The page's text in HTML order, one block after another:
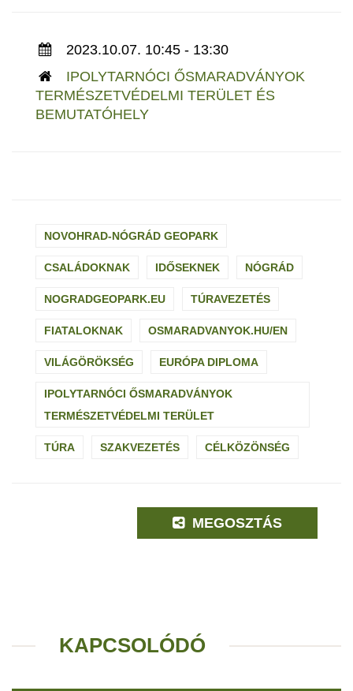
2023.10.07. 10:45 - 13:30
IPOLYTARNÓCI ŐSMARADVÁNYOK
TERMÉSZETVÉDELMI TERÜLET ÉS
BEMUTATÓHELY
NOVOHRAD-NÓGRÁD GEOPARK
CSALÁDOKNAK IDŐSEKNEK NÓGRÁD
NOGRADGEOPARK.EU TÚRAVEZETÉS
FIATALOKNAK OSMARADVANYOK.HU/EN
VILÁGÖRÖKSÉG EURÓPA DIPLOMA
IPOLYTARNÓCI ŐSMARADVÁNYOK
TERMÉSZETVÉDELMI TERÜLET
TÚRA SZAKVEZETÉS CÉLKÖZÖNSÉG
MEGOSZTÁS
KAPCSOLÓDÓ